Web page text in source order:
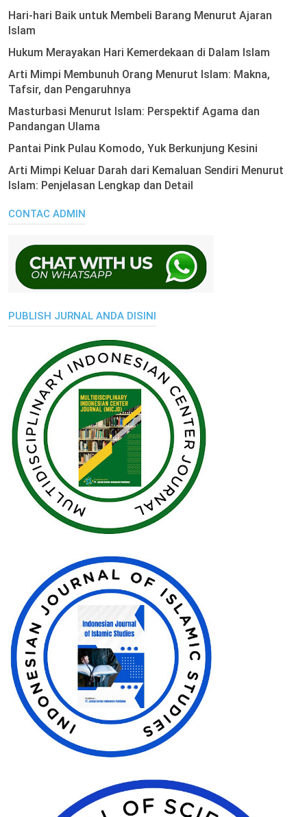
Hari-hari Baik untuk Membeli Barang Menurut Ajaran
Islam
Hukum Merayakan Hari Kemerdekaan di Dalam Islam
Arti Mimpi Membunuh Orang Menurut Islam: Makna,
Tafsir, dan Pengaruhnya
Masturbasi Menurut Islam: Perspektif Agama dan
Pandangan Ulama
Pantai Pink Pulau Komodo, Yuk Berkunjung Kesini
Arti Mimpi Keluar Darah dari Kemaluan Sendiri Menurut
Islam: Penjelasan Lengkap dan Detail
CONTAC ADMIN
PUBLISH JURNAL ANDA DISINI